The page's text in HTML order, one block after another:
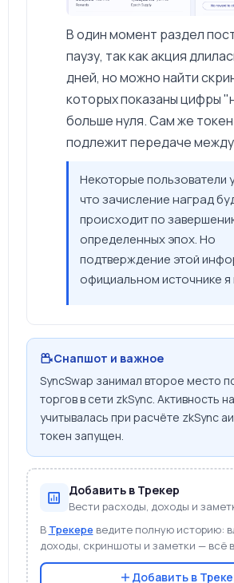
В один момент раздел
паузу, так как акция
дней, но можно найти
которых показаны цифры
больше нуля. Сам же токен
подлежит передаче
Некоторые пользователи
что зачисление наград
происходит по
определенных эпох. Но
подтверждение этой
официальном источнике
Снапшот и важное
SyncSwap занимал второе место
торгов в сети zkSync. Активность
учитывалась при расчёте zkSync
токен запущен.
Добавить в Трекер
Вести расходы, доходы и
В Трекере ведите полную историю:
доходы, скриншоты и заметки — всё
Добавить в